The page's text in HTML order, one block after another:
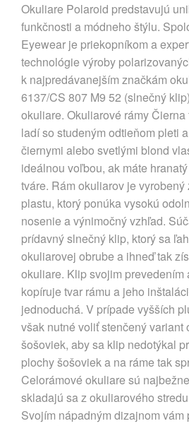
Okuliare Polaroid predstavujú
funkčnosti a módneho štýlu.
Eyewear je priekopníkom a
technológie výroby
k najpredávanejším značkám
6137/CS 807 M9 52 (slnečný
okuliare. Okuliarové rámy
ladí so studeným odtieňom pleti
čiernymi alebo svetlými blond
ideálnou voľbou, ak máte
tváre. Rám okuliarov je
plastu, ktorý ponúka vysokú
nosenie a výnimočný vzhľad.
prídavný slnečný klip, ktorý sa
okuliarovej obrube a ihneď tak
okuliare. Klip svojim prevedením
kopíruje tvar rámu a jeho
jednoduchá. V prípade vyšších
však nutné voliť stenčený variant
šošoviek, aby sa klip nedotýkal
plochy šošoviek a na ráme tak
Celorámové okuliare sú
skladajú sa z okuliarového
Svojím nápadným dizajnom vám